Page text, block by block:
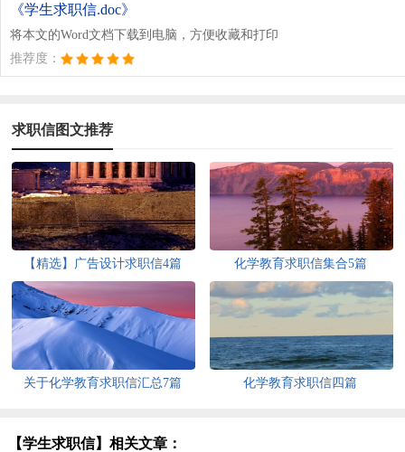
《学生求职信.doc》
将本文的Word文档下载到电脑，方便收藏和打印
推荐度：
求职信图文推荐
【精选】广告设计求职信4篇 化学教育求职信集合5篇
关于化学教育求职信汇总7篇 化学教育求职信四篇
【学生求职信】相关文章：